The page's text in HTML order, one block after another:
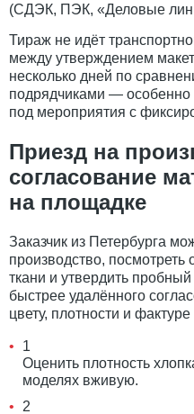
(СДЭК, ПЭК, «Деловые
Тираж не идёт
между утверждением
несколько дней по
подрядчиками — особенно
под мероприятия с
Приезд на
согласование
на площадке
Заказчик из Петербурга
производство, посмотреть
ткани и утвердить
быстрее удалённого
цвету, плотности и
1
Оценить плотность
моделях вживую.
2